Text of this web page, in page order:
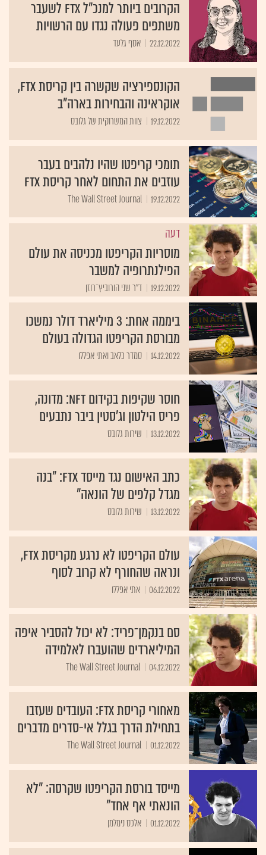
הקרובים ביותר למנכ"ל FTX לשעבר
משתפים פעולה נגדו עם הרשויות
22.12.2022 אסף גלעד
הקונספירציה שקשרה בין קריסת FTX,
אוקראינה והבחירות בארה"ב
19.12.2022 צוות המשרוקית של גלובס
תומכי קריפטו שהיו נלהבים בעבר
עוזבים את התחום לאחר קריסת FTX
19.12.2022
The Wall Street Journal
דעה
מוסריות הקריפטו מכניסה את עולם
הפילנתרופיה למשבר
19.12.2022 ד"ר שני הורוביץ־רוזן
ביממה אחת: 3 מיליארד דולר נמשכו
מבורסת הקריפטו הגדולה בעולם
14.12.2022 סמדר כלאב ואתי אפללו
חוסר שקיפות בקידום NFT: מדונה,
פריס הילטון וג'סטין ביבר נתבעים
13.12.2022 שירות גלובס
כתב האישום נגד מייסד FTX: "בנה
מגדל קלפים של הונאה"
13.12.2022 שירות גלובס
עולם הקריפטו לא נרגע מקריסת FTX,
ונראה שהחורף לא קרוב לסוף
06.12.2022 אתי אפללו
סם בנקמן־פריד: לא יכול להסביר איפה
המיליארדים שהועברו לאלמידה
04.12.2022
The Wall Street Journal
מאחורי קריסת FTX: העובדים שעזבו
בתחילת הדרך בגלל אי-סדרים מדברים
01.12.2022
The Wall Street Journal
מייסד בורסת הקריפטו שקרסה: "לא
הונאתי אף אחד"
01.12.2022 אלכס נימלמן